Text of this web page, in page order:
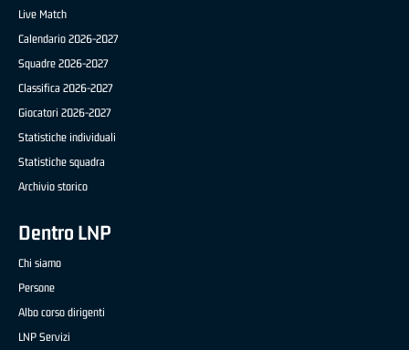
Live Match
Calendario 2026-2027
Squadre 2026-2027
Classifica 2026-2027
Giocatori 2026-2027
Statistiche individuali
Statistiche squadra
Archivio storico
Dentro LNP
Chi siamo
Persone
Albo corso dirigenti
LNP Servizi